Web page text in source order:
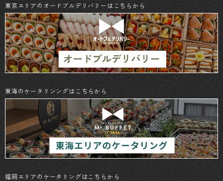
東京エリアのオードブルデリバリーはこちらから
東海のケータリンングはこちらから
福岡エリアのケータリングはこちらから